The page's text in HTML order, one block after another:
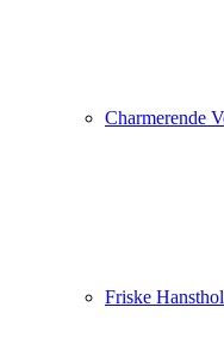
Charmerende
Friske